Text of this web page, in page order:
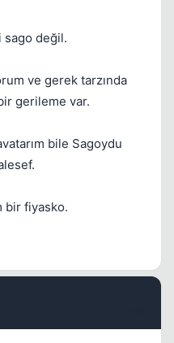
sago değil.
ve gerek tarzında
gerileme var.
bile Sagoydu
bir fiyasko.